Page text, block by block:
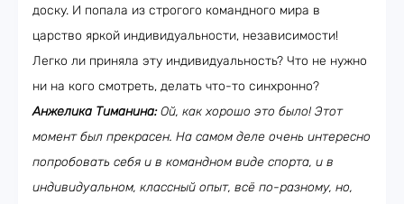
доску. И попала из строгого командного мира в
царство яркой индивидуальности, независимости!
Легко ли приняла эту индивидуальность? Что не нужно
ни на кого смотреть, делать что-то синхронно?
Анжелика Тиманина:Ой, как хорошо это было! Этот
момент был прекрасен. На самом деле очень интересно
попробовать себя и в командном виде спорта, и в
индивидуальном, классный опыт, всё по-разному, но,